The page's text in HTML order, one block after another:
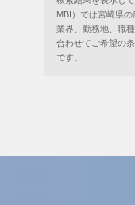
MBI）では宮崎県の
業界、勤務地、職
合わせてご希望の
です。